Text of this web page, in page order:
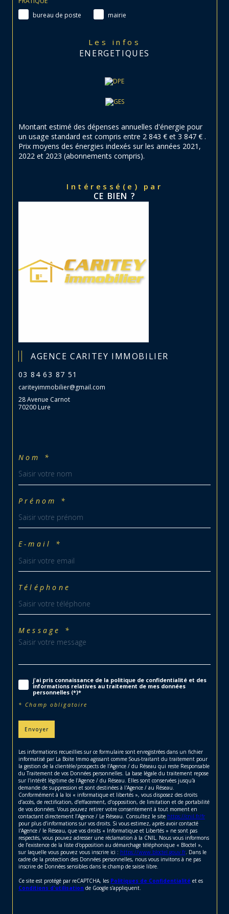
bureau de poste
mairie
Les infos
ENERGETIQUES
Montant estimé des dépenses annuelles d'énergie pour
un usage standard est compris entre 2 843 € et 3 847 € .
Prix moyens des énergies indexés sur les années 2021,
2022 et 2023 (abonnements compris).
Intéressé(e) par
CE BIEN ?
AGENCE CARITEY IMMOBILIER
03 84 63 87 51
cariteyimmobilier@gmail.com
28 Avenue Carnot
70200 Lure
Nom *
Prénom *
E-mail *
Téléphone
Message *
j'ai pris connaissance de la politique de confidentialité et des
informations relatives au traitement de mes données
personnelles (*)*
* Champ obligatoire
Envoyer
Les informations recueillies sur ce formulaire sont enregistrées dans un fichier
informatisé par La Boite Immo agissant comme Sous-traitant du traitement pour
la gestion de la clientèle/prospects de l'Agence / du Réseau qui reste Responsable
du Traitement de vos Données personnelles. La base légale du traitement repose
sur l'intérêt légitime de l'Agence / du Réseau. Elles sont conservées jusqu'à
demande de suppression et sont destinées à l'Agence / au Réseau.
Conformément à la loi « informatique et libertés », vous disposez des droits
d’accès, de rectification, d’effacement, d’opposition, de limitation et de portabilité
de vos données. Vous pouvez retirer votre consentement à tout moment en
contactant directement l’Agence / Le Réseau. Consultez le site https://cnil.fr/fr
pour plus d’informations sur vos droits. Si vous estimez, après avoir contacté
l'Agence / le Réseau, que vos droits « Informatique et Libertés » ne sont pas
respectés, vous pouvez adresser une réclamation à la CNIL. Nous vous informons
de l’existence de la liste d'opposition au démarchage téléphonique « Bloctel »,
sur laquelle vous pouvez vous inscrire ici : https://www.bloctel.gouv.fr. Dans le
cadre de la protection des Données personnelles, nous vous invitons à ne pas
inscrire de Données sensibles dans le champ de saisie libre.
Ce site est protégé par reCAPTCHA, les Politiques de Confidentialité et es
Conditions d'utilisation de Google s'appliquent.